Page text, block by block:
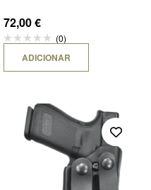
72,00€
(0)
ADICIONAR